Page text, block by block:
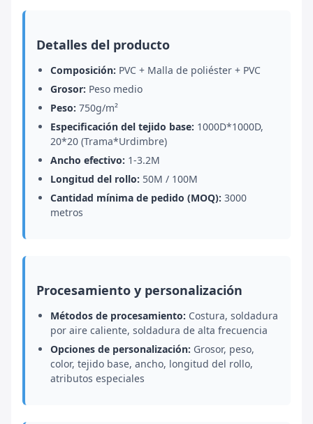
Detalles del producto
Composición: PVC + Malla de poliéster + PVC
Grosor: Peso medio
Peso: 750g/m²
Especificación del tejido base: 1000D*1000D,
20*20 (Trama*Urdimbre)
Ancho efectivo: 1-3.2M
Longitud del rollo: 50M / 100M
Cantidad mínima de pedido (MOQ): 3000
metros
Procesamiento y personalización
Métodos de procesamiento: Costura, soldadura
por aire caliente, soldadura de alta frecuencia
Opciones de personalización: Grosor, peso,
color, tejido base, ancho, longitud del rollo,
atributos especiales